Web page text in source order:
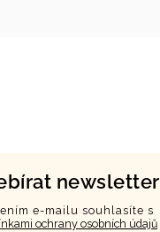
newsletter
e-mailu souhlasíte s
ochrany osobních údajů